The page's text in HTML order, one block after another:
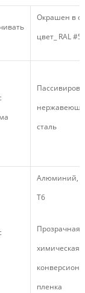
Окрашен в
цвет_ RAL
сталь
Алюминий,
Т6
Прозрачная
химическая
пленка